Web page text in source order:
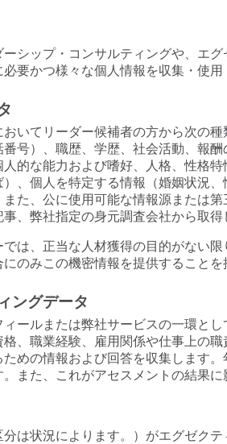
シップ・コンサルティングや、エグ
要かつ様々な個人情報を収集・使用
いてリーダー候補者の方から次の
番号）、職歴、学歴、社会活動、報
的な能力および嗜好、人格、性格
、個人を特定する情報（婚姻状況
た、公に使用可能な情報源または
、弊社指定の身元調査会社から取得
は、正当な人材獲得の目的がない
のみこの機密情報を提供することを
ングデータ
ールまたは弊社サービスの一環と
、職業経験、雇用関係や仕事上の
めの情報および回答を収集します
また、これがアセスメントの結果に
は状況によります。）がエグゼク